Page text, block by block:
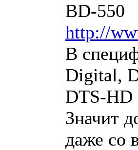
BD-550
http://
В
Digital,
DTS-HD
Значит
даже со